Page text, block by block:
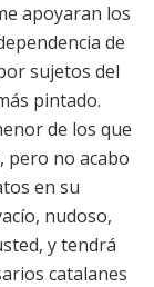
apoyaran los
de
sujetos del
pintado.
de los que
pero no acabo
en su
nudoso,
y tendrá
catalanes